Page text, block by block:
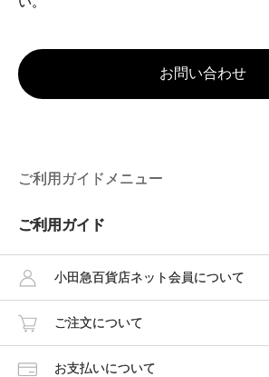
ご利用ガイドメニュー
ご利用ガイド
小田急百貨店ネット会員について
ご注文について
お支払いについて